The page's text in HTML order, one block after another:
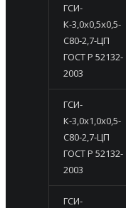
ГСИ-
К-3,0х0,5х0,5-
С80-2,7-ЦП
ГОСТ Р 52132-
2003
ГСИ-
К-3,0х1,0х0,5-
С80-2,7-ЦП
ГОСТ Р 52132-
2003
ГСИ-